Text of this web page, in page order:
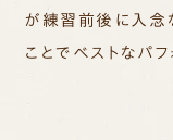
が練習前後に入念
ことでベストなパフ